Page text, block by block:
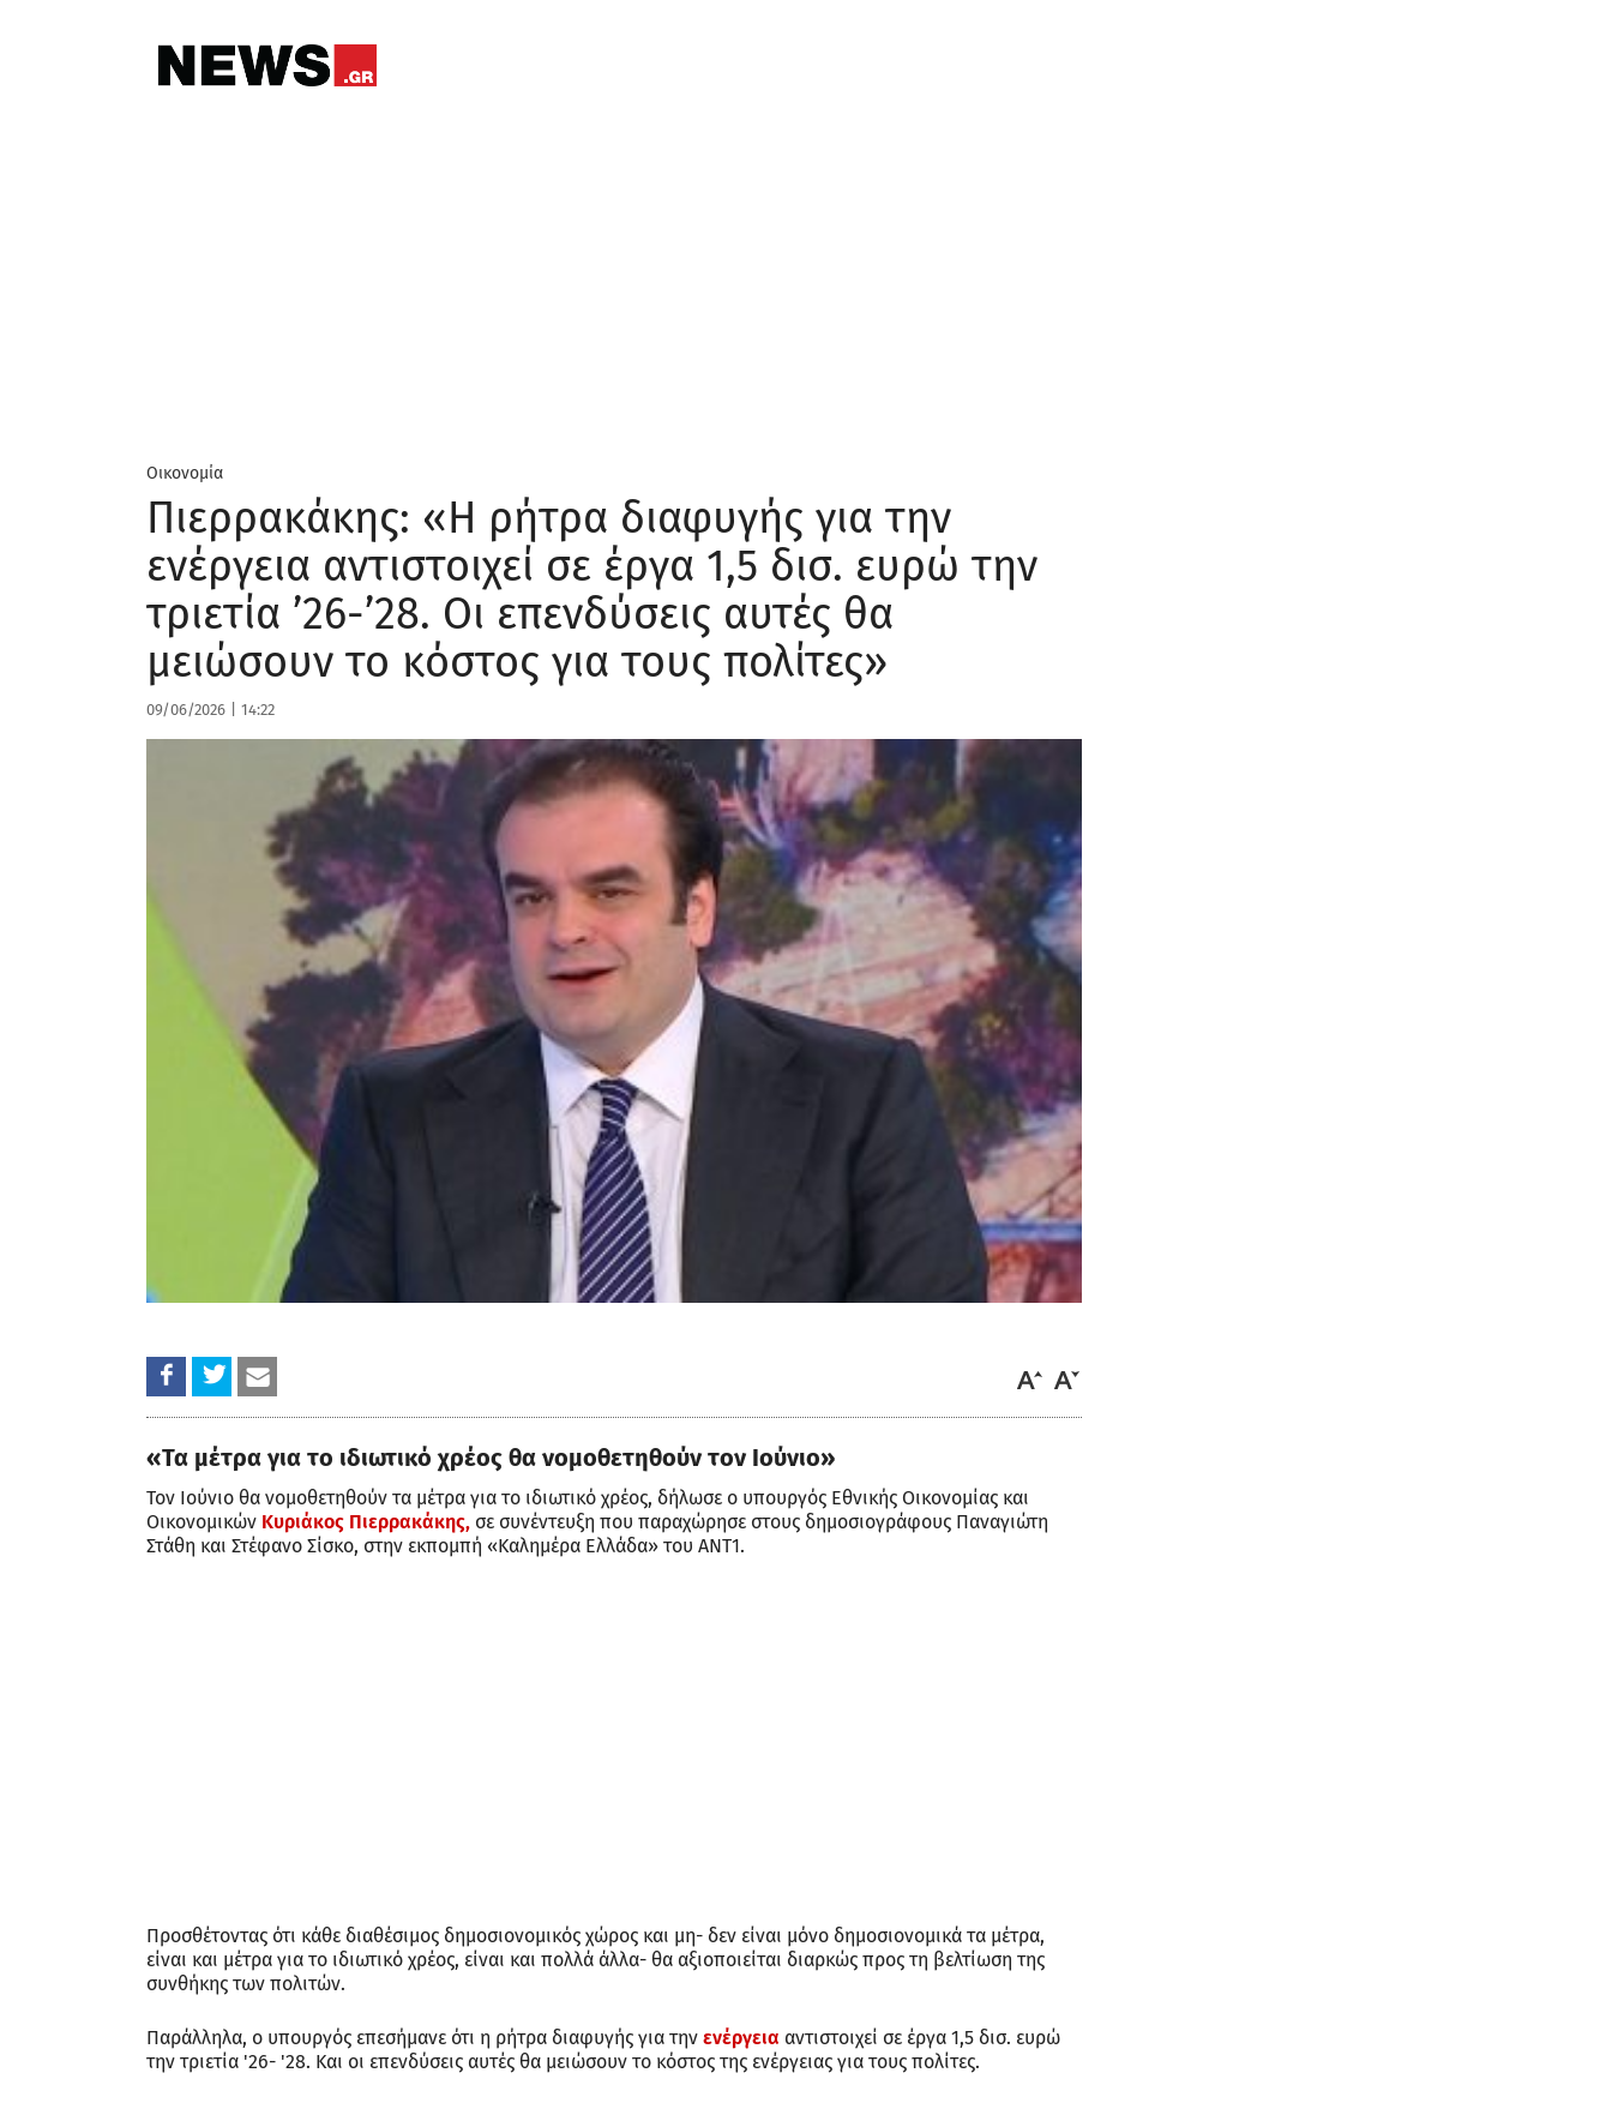
Οικονομία
Πιερρακάκης: «Η ρήτρα διαφυγής για την
ενέργεια αντιστοιχεί σε έργα 1,5 δισ. ευρώ την
τριετία ’26-’28. Οι επενδύσεις αυτές θα
μειώσουν το κόστος για τους πολίτες»
09/06/2026 14:22
«Τα μέτρα για το ιδιωτικό χρέος θα νομοθετηθούν τον Ιούνιο»
Τον Ιούνιο θα νομοθετηθούν τα μέτρα για το ιδιωτικό χρέος, δήλωσε ο υπουργός Εθνικής Οικονομίας και
Οικονομικών Κυριάκος Πιερρακάκης, σε συνέντευξη που παραχώρησε στους δημοσιογράφους Παναγιώτη
Στάθη και Στέφανο Σίσκο, στην εκπομπή «Καλημέρα Ελλάδα» του ΑΝΤ1.
Προσθέτοντας ότι κάθε διαθέσιμος δημοσιονομικός χώρος και μη- δεν είναι μόνο δημοσιονομικά τα μέτρα,
είναι και μέτρα για το ιδιωτικό χρέος, είναι και πολλά άλλα- θα αξιοποιείται διαρκώς προς τη βελτίωση της
συνθήκης των πολιτών.
Παράλληλα, ο υπουργός επεσήμανε ότι η ρήτρα διαφυγής για την ενέργεια αντιστοιχεί σε έργα 1,5 δισ. ευρώ
την τριετία '26- '28. Και οι επενδύσεις αυτές θα μειώσουν το κόστος της ενέργειας για τους πολίτες.